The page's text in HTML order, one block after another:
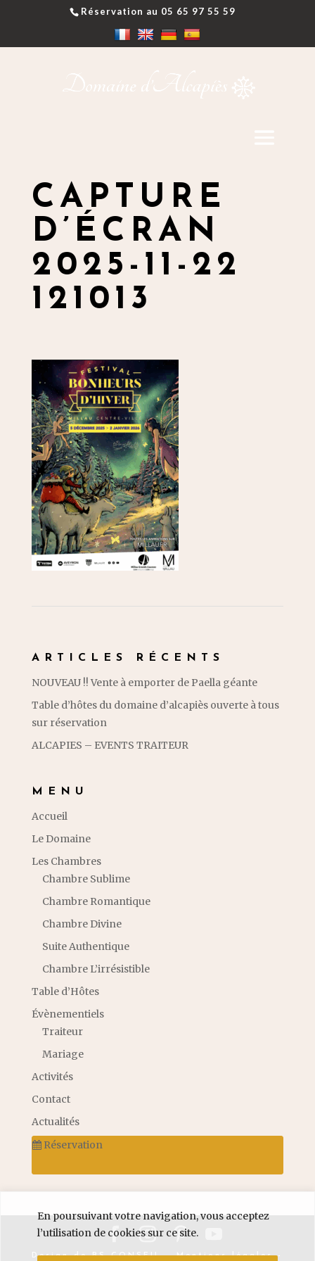
En poursuivant votre navigation, vous acceptez
l’utilisation de cookies sur ce site.
Réservation au 05 65 97 55 59
CAPTURE
D’ÉCRAN
2025-11-22
121013
ARTICLES RÉCENTS
NOUVEAU !! Vente à emporter de Paella géante
Table d’hôtes du domaine d’alcapiès ouverte à tous
sur réservation
ALCAPIES – EVENTS TRAITEUR
MENU
Accueil
Le Domaine
Les Chambres
Chambre Sublime
Chambre Romantique
Chambre Divine
Suite Authentique
Chambre L’irrésistible
Table d’Hôtes
Évènementiels
Traiteur
Mariage
Activités
Contact
Actualités
Réservation
Design deBS CONSEIL-Mentions légales-